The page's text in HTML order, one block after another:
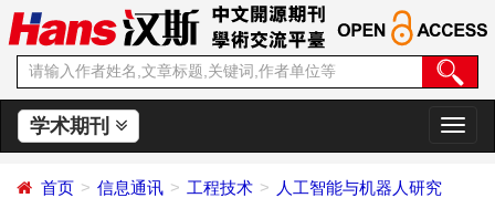
学术期刊
切
换
首页 信息通讯 工程技术
人工智能与机器人研究